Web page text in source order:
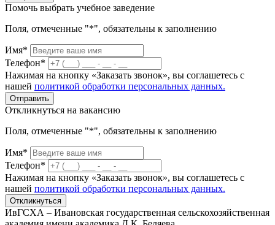
Помочь выбрать учебное заведение
Поля, отмеченные "*", обязательны к заполнению
Имя*
Телефон*
Нажимая на кнопку «Заказать звонок», вы соглашетесь с
нашей политикой обработки персональных данных.
Отправить
Откликнуться на вакансию
Поля, отмеченные "*", обязательны к заполнению
Имя*
Телефон*
Нажимая на кнопку «Заказать звонок», вы соглашетесь с
нашей политикой обработки персональных данных.
Откликнуться
ИвГСХА – Ивановская государственная сельскохозяйственная